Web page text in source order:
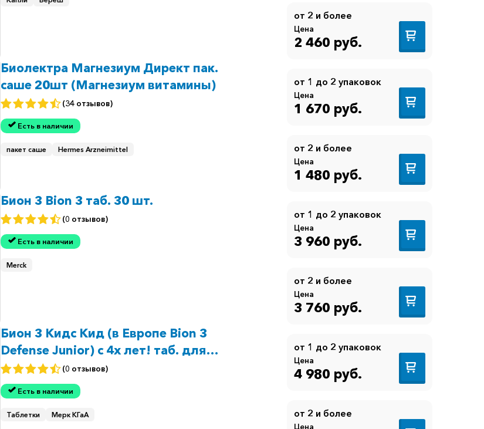
от 2 и более
Цена
2 460 руб.
Биолектра Магнезиум Директ пак.
саше 20шт (Магнезиум витамины)
(34 отзывов)
Есть в наличии
пакет саше Hermes Arzneimittel
от 1 до 2 упаковок
Цена
1 670 руб.
от 2 и более
Цена
1 480 руб.
Бион 3 Bion 3 таб. 30 шт.
(0 отзывов)
Есть в наличии
Merck
от 1 до 2 упаковок
Цена
3 960 руб.
от 2 и более
Цена
3 760 руб.
Бион 3 Кидс Кид (в Европе Bion 3
Defense Junior) с 4х лет! таб. для
жевания №60(0 отзывов)
Есть в наличии
Таблетки Мерк КГаА
от 1 до 2 упаковок
Цена
4 980 руб.
от 2 и более
Цена